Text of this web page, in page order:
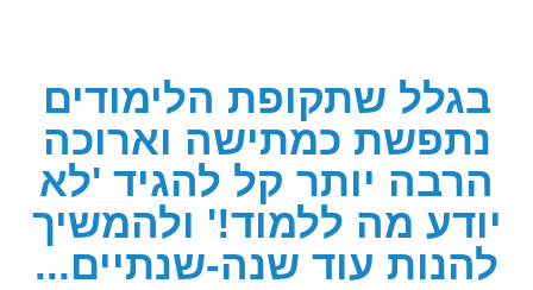
בגלל שתקופת הלימודים
נתפשת כמתישה וארוכה
הרבה יותר קל להגיד 'לא
יודע מה ללמוד!' ולהמשיך
להנות עוד שנה-שנתיים...